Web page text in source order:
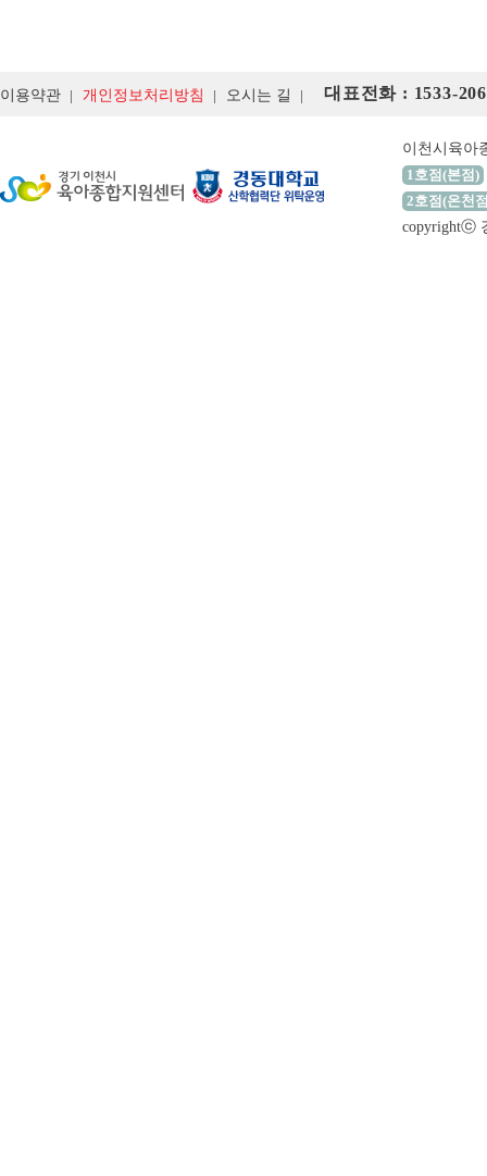
이용약관 개인정보처리방침 오시는 길 대표전화 : 1533-
이천시육아
1호점(본점)
2호점(온천
copyrightⓒ